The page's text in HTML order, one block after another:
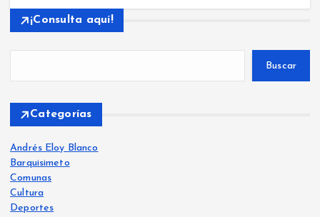
¡Consulta aquí!
Buscar
Categorías
Andrés Eloy Blanco
Barquisimeto
Comunas
Cultura
Deportes